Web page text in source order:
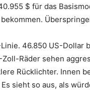
$ für das
46.850 US-Dollar
Räder sehen
Rücklichter. Innen
sieht so aus, als